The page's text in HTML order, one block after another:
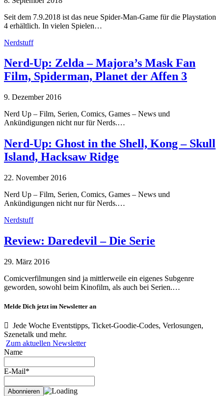
Seit dem 7.9.2018 ist das neue Spider-Man-Game für die Playstation
4 erhältlich. In vielen Spielen…
Nerdstuff
Nerd-Up: Zelda – Majora’s Mask Fan
Film, Spiderman, Planet der Affen 3
9. Dezember 2016
Nerd Up – Film, Serien, Comics, Games – News und
Ankündigungen nicht nur für Nerds.…
Nerd-Up: Ghost in the Shell, Kong – Skull
Island, Hacksaw Ridge
22. November 2016
Nerd Up – Film, Serien, Comics, Games – News und
Ankündigungen nicht nur für Nerds.…
Nerdstuff
Review: Daredevil – Die Serie
29. März 2016
Comicverfilmungen sind ja mittlerweile ein eigenes Subgenre
geworden, sowohl beim Kinofilm, als auch bei Serien.…
Melde Dich jetzt im Newsletter an
Jede Woche Eventstipps, Ticket-Goodie-Codes, Verlosungen,
Szenetalk und mehr.
Zum aktuellen Newsletter
Name
E-Mail*